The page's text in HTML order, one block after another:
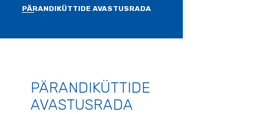
PÄRANDIKÜTTIDE AVASTUSRADA
PÄRANDIKÜTTIDE
AVASTUSRADA